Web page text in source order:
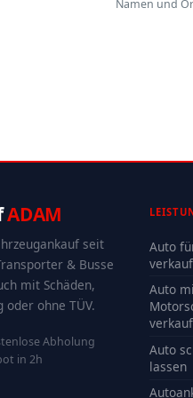
Namen und
ADAM
seit
& Busse
mit Schäden,
ohne TÜV.
Abholung
in 2h
Auto
Auto
Auto
lassen